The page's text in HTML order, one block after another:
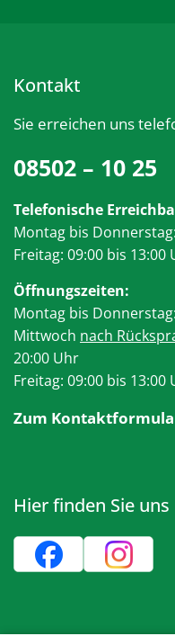
Kontakt
Sie erreichen uns
08502 – 10 25
Telefonische
Montag bis
Freitag: 09:00 bis 13:00
Öffnungszeiten:
Montag bis
Mittwoch nach
20:00 Uhr
Freitag: 09:00 bis 13:00
Zum
Hier finden Sie uns